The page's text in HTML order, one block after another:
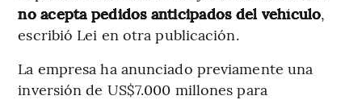
no acepta pedidos anticipados del vehículo,
escribió Lei en otra publicación.
La empresa ha anunciado previamente una
inversión de US$7.000 millones para